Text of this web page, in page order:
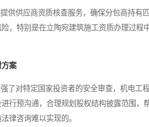
供应商资质核查服务，确保分包商持有
，特别是在立陶宛建筑施工资质办理过程
案
对特定国家投资者的安全审查，机电工
行预沟通，合理规划股权结构披露范围，
律咨询难以实现的。